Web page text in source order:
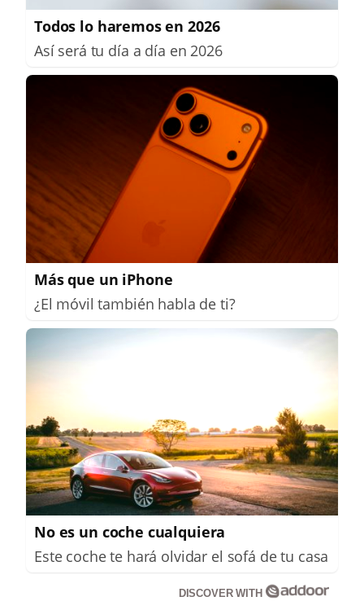
Todos lo haremos en 2026
Así será tu día a día en 2026
Más que un iPhone
¿El móvil también habla de ti?
No es un coche cualquiera
Este coche te hará olvidar el sofá de tu casa
DISCOVER WITH